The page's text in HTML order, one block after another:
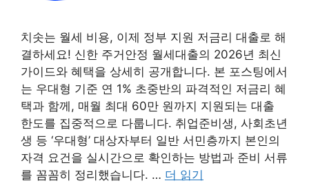
치솟는 월세 비용, 이제 정부 지원 저금리 대출로 해
결하세요! 신한 주거안정 월세대출의 2026년 최신
가이드와 혜택을 상세히 공개합니다. 본 포스팅에서
는 우대형 기준 연 1% 초중반의 파격적인 저금리 혜
택과 함께, 매월 최대 60만 원까지 지원되는 대출
한도를 집중적으로 다룹니다. 취업준비생, 사회초년
생 등 ‘우대형’ 대상자부터 일반 서민층까지 본인의
자격 요건을 실시간으로 확인하는 방법과 준비 서류
를 꼼꼼히 정리했습니다. … 더 읽기